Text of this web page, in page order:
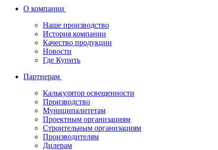
О компании
Наше производство
История компании
Качество продукции
Новости
Где Купить
Партнерам
Калькулятор освещенности
Производство
Муниципалитетам
Проектным организациям
Строительным организациям
Производителям
Дилерам